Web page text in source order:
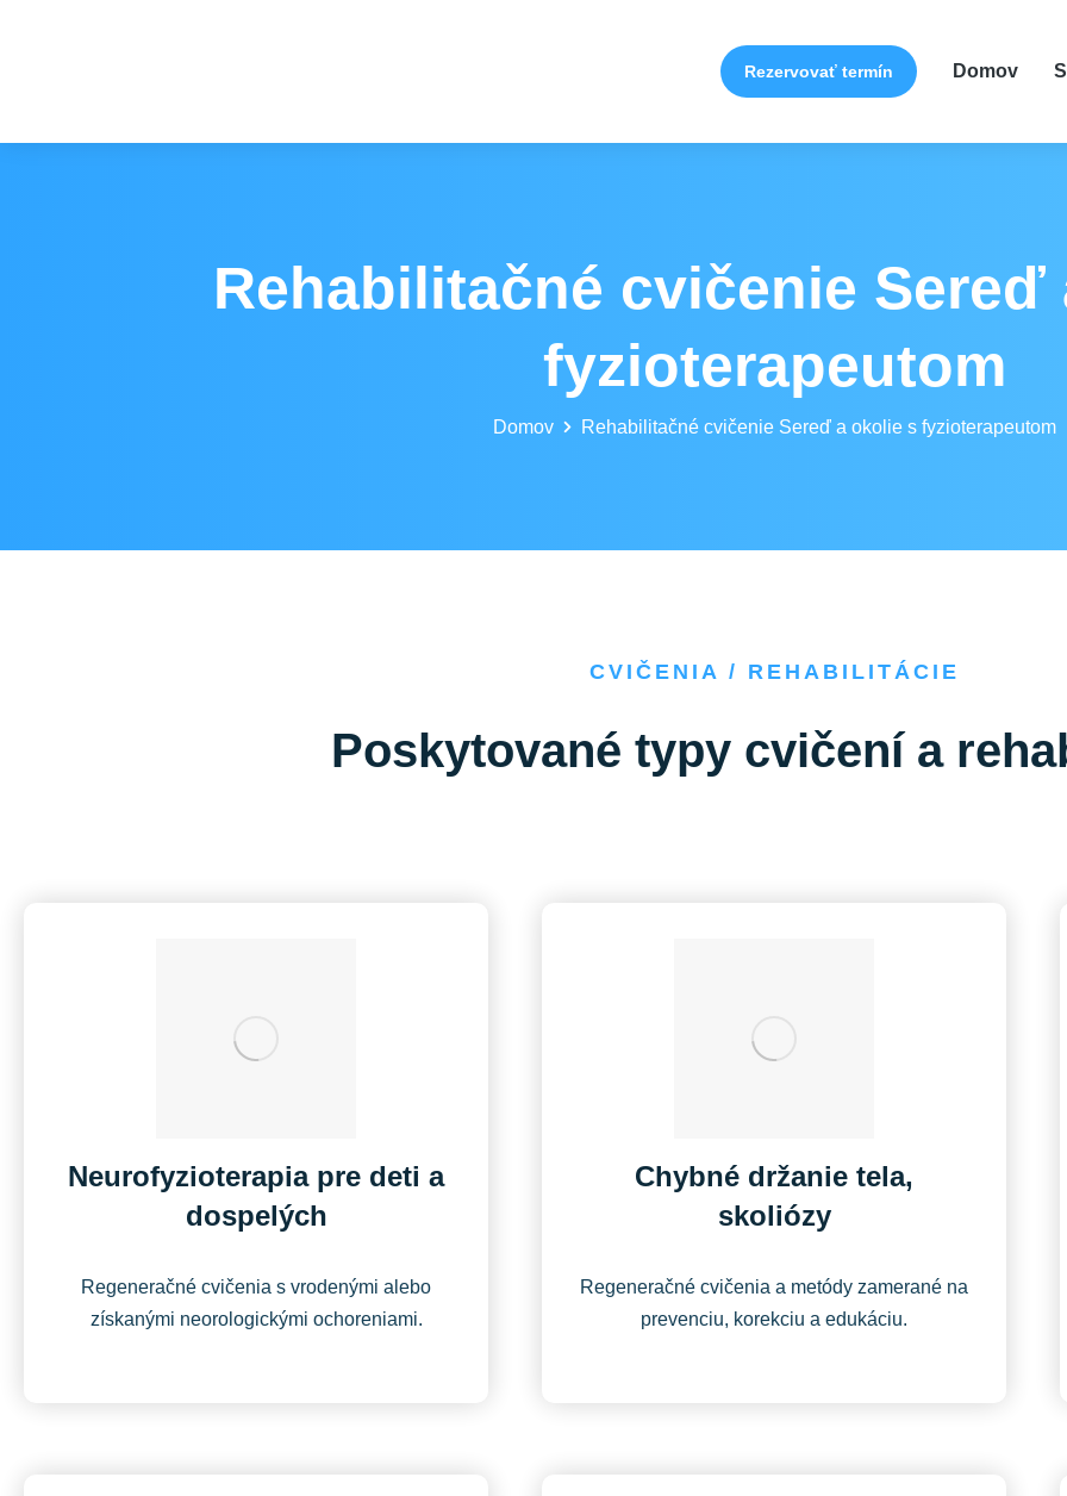
Rezervovať termín Domov
Rehabilitačné cvičenie Sereď
fyzioterapeutom
Domov Rehabilitačné cvičenie Sereď a okolie s fyzioterapeutom
CVIČENIA / REHABILITÁCIE
Poskytované typy cvičení a
Neurofyzioterapia pre deti a
dospelých
Regeneračné cvičenia s vrodenými alebo
získanými neorologickými ochoreniami.
Chybné držanie tela,
skoliózy
Regeneračné cvičenia a metódy zamerané na
prevenciu, korekciu a edukáciu.